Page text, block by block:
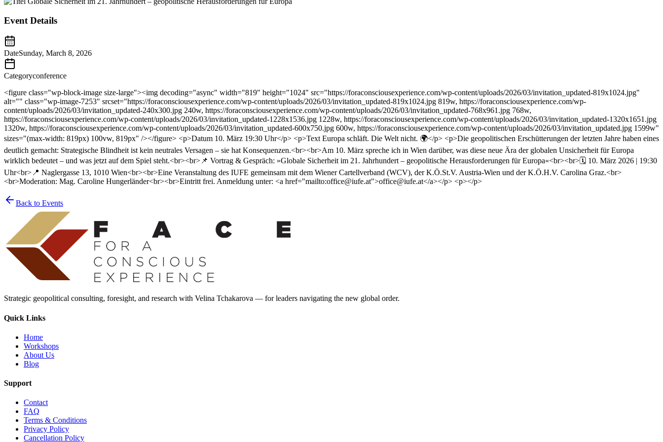
Event Details
DateSunday, March 8, 2026
Categoryconference
<figure class="wp-block-image size-large"><img decoding="async" width="819" height="1024" src="https://foraconsciousexperience.com/wp-content/uploads/2026/03/invitation_updated-819x1024.jpg"
alt="" class="wp-image-7253" srcset="https://foraconsciousexperience.com/wp-content/uploads/2026/03/invitation_updated-819x1024.jpg 819w, https://foraconsciousexperience.com/wp-
content/uploads/2026/03/invitation_updated-240x300.jpg 240w, https://foraconsciousexperience.com/wp-content/uploads/2026/03/invitation_updated-768x961.jpg 768w,
https://foraconsciousexperience.com/wp-content/uploads/2026/03/invitation_updated-1228x1536.jpg 1228w, https://foraconsciousexperience.com/wp-content/uploads/2026/03/invitation_updated-1320x1651.jpg
1320w, https://foraconsciousexperience.com/wp-content/uploads/2026/03/invitation_updated-600x750.jpg 600w, https://foraconsciousexperience.com/wp-content/uploads/2026/03/invitation_updated.jpg 1599w"
sizes="(max-width: 819px) 100vw, 819px" /></figure> <p>Datum 10. März 19:30 Uhr</p> <p>Text Europa schläft. Die Welt nicht. 🌍</p> <p>Die geopolitischen Erschütterungen der letzten Jahre haben eines
deutlich gemacht: Strategische Blindheit ist kein neutrales Versagen – sie hat Konsequenzen.<br><br>Am 10. März spreche ich in Wien darüber, was diese neue Ära der globalen Unsicherheit für Europa
wirklich bedeutet – und was jetzt auf dem Spiel steht.<br><br>📌 Vortrag & Gespräch: »Globale Sicherheit im 21. Jahrhundert – geopolitische Herausforderungen für Europa«<br><br>🗓 10. März 2026 | 19:30
Uhr<br>📍 Naglergasse 13, 1010 Wien<br><br>Eine Veranstaltung des IUFE gemeinsam mit dem Wiener Cartellverband (WCV), der K.Ö.St.V. Austria-Wien und der K.Ö.H.V. Carolina Graz.<br>
<br>Moderation: Mag. Caroline Hungerländer<br><br>Eintritt frei. Anmeldung unter: <a href="mailto:office@iufe.at">office@iufe.at</a></p> <p></p>
Back to Events
Strategic geopolitical consulting, foresight, and research with Velina Tchakarova — for leaders navigating the new global order.
Quick Links
Home
Workshops
About Us
Blog
Support
Contact
FAQ
Terms & Conditions
Privacy Policy
Cancellation Policy